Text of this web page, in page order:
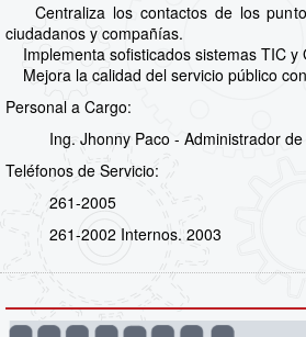
Centraliza los contactos de los
ciudadanos y compañías.
Implementa sofisticados sistemas TIC y
Mejora la calidad del servicio público
Personal a Cargo:
Ing. Jhonny Paco - Administrador de
Teléfonos de Servicio:
261-2005
261-2002 Internos. 2003